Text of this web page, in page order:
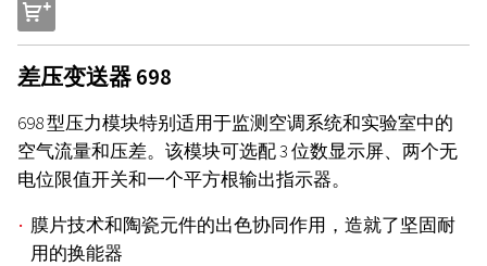
s
差压变送器 698
698 型压力模块特别适用于监测空调系统和实验室中的
空气流量和压差。该模块可选配 3 位数显示屏、两个无
电位限值开关和一个平方根输出指示器。
膜片技术和陶瓷元件的出色协同作用，造就了坚固耐
用的换能器